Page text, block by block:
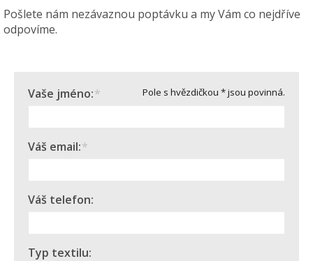
Pošlete nám nezávaznou poptávku a my Vám co nejdříve
odpovíme.
Pole s hvězdičkou * jsou povinná.
*
Vaše jméno:
*
Váš email:
Váš telefon:
Typ textilu: